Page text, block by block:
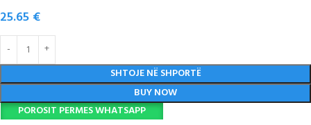
25.65 €
SHTOJE NË SHPORTË
BUY NOW
POROSIT PERMES WHATSAPP